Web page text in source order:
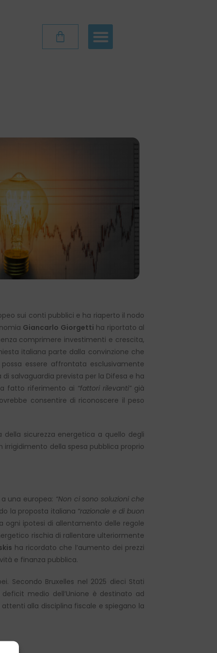
sui conti pubblici e ha riaperto il nodo
Giancarlo Giorgetti ha riportato al
comprimere investimenti e crescita,
italiana parte dalla convinzione che
essere affrontata esclusivamente
salvaguardia prevista per la Difesa e ha
fatto riferimento ai “fattori rilevanti”già
consentire di riconoscere il peso
sicurezza energetica a quello degli
della spesa pubblica proprio
una europea: “Non ci sono soluzioni che
la proposta italiana “razionale e di buon
ipotesi di allentamento delle regole
rischia di rallentare ulteriormente
ha ricordato che l’aumento dei prezzi
e finanza pubblica.
Secondo Bruxelles nel 2025 dieci Stati
medio dell’Unione è destinato ad
alla disciplina fiscale e spiegano la